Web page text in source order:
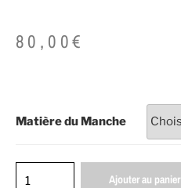
80,00€
Matière du Manche
Ajouter au panier